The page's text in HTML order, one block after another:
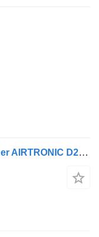
Riscaldatore autonomo Eberspächer AIRTRONIC D2 per trattore stradale Scania R